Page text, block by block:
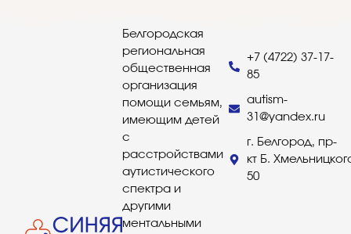
Белгородская
региональная
общественная
организация
помощи семьям,
имеющим детей
с
расстройствами
аутистического
спектра и
другими
ментальными
+7 (4722) 37-17-
85
autism-
31@yandex.ru
г. Белгород, пр-
кт Б.
50